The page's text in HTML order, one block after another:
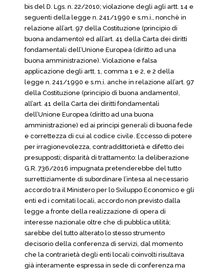
bis del D. Lgs. n. 22/2010; violazione degli agli artt. 14 e
seguenti della legge n. 241/1990 e s.m.i., nonchè in
relazione all’art. 97 della Costituzione (principio di
buona andamento) ed all’art. 41 della Carta dei diritti
fondamentali dell’Unione Europea (diritto ad una
buona amministrazione). Violazione e falsa
applicazione degli artt. 1, comma 1 e 2, e 2 della
legge n. 241/1990 e s.m.i. anche in relazione all’art. 97
della Costituzione (principio di buona andamento),
all’art. 41 della Carta dei diritti fondamentali
dell’Unione Europea (diritto ad una buona
amministrazione) ed ai principi generali di buona fede
e correttezza di cui al codice civile. Eccesso di potere
per irragionevolezza, contraddittorietà e difetto dei
presupposti; disparità di trattamento: la deliberazione
G.R. 736/2016 impugnata pretenderebbe del tutto
surrettiziamente di subordinare l’intesa al necessario
accordo tra il Ministero per lo Sviluppo Economico e gli
enti ed i comitati locali, accordo non previsto dalla
legge a fronte della realizzazione di opera di
interesse nazionale oltre che di pubblica utilità;
sarebbe del tutto alterato lo stesso strumento
decisorio della conferenza di servizi, dal momento
che la contrarietà degli enti locali coinvolti risultava
già interamente espressa in sede di conferenza ma